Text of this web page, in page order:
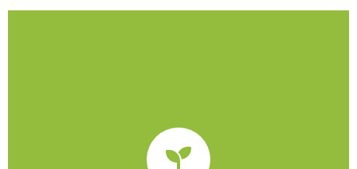
paysager, l’association BASE propose et réalise
des interventions à la demande des entreprises et